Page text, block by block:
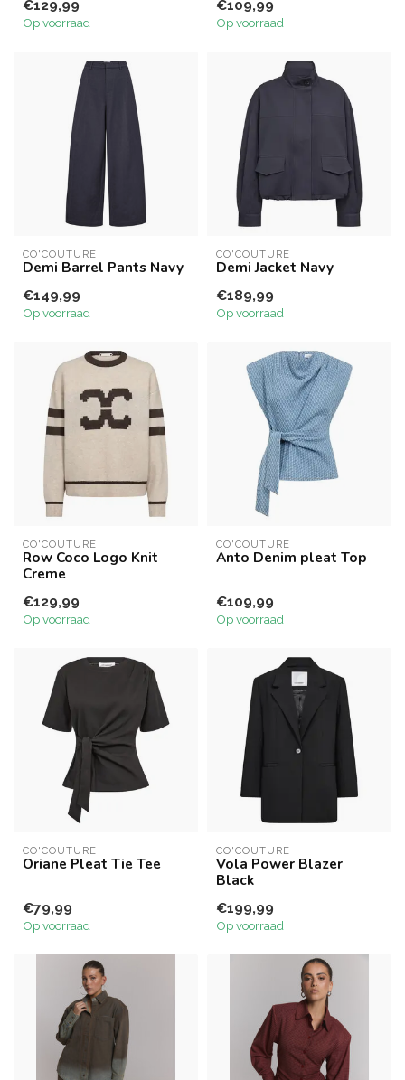
€129,99
Op voorraad
€109,99
Op voorraad
CO'COUTURE
Demi Barrel Pants Navy
€149,99
Op voorraad
CO'COUTURE
Demi Jacket Navy
€189,99
Op voorraad
CO'COUTURE
Row Coco Logo Knit
Creme
€129,99
Op voorraad
CO'COUTURE
Anto Denim pleat Top
€109,99
Op voorraad
CO'COUTURE
Oriane Pleat Tie Tee
€79,99
Op voorraad
CO'COUTURE
Vola Power Blazer
Black
€199,99
Op voorraad